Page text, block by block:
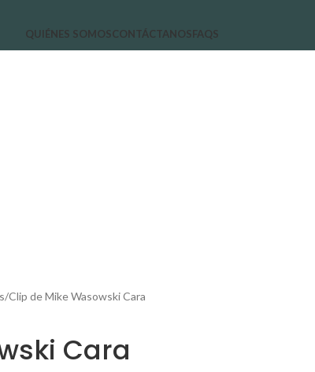
QUIÉNES SOMOSCONTÁCTANOSFAQS
Clip de Mike Wasowski Cara
Cara